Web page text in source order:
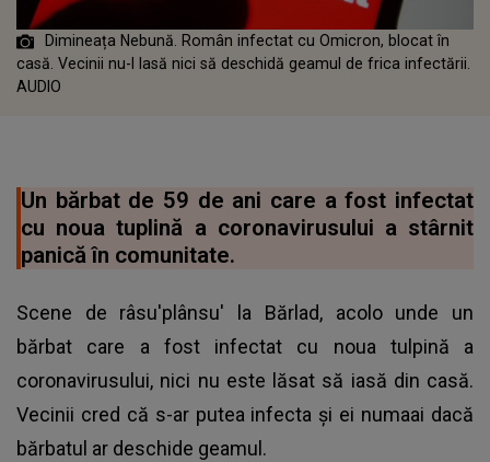
Dimineața Nebună. Român infectat cu Omicron, blocat în
casă. Vecinii nu-l lasă nici să deschidă geamul de frica infectării.
AUDIO
Un bărbat de 59 de ani care a fost infectat
cu noua tuplină a coronavirusului a stârnit
panică în comunitate.
Scene de râsu'plânsu' la Bărlad, acolo unde un
bărbat care a fost infectat cu noua tulpină a
coronavirusului, nici nu este lăsat să iasă din casă.
Vecinii cred că s-ar putea infecta și ei numaai dacă
bărbatul ar deschide geamul.